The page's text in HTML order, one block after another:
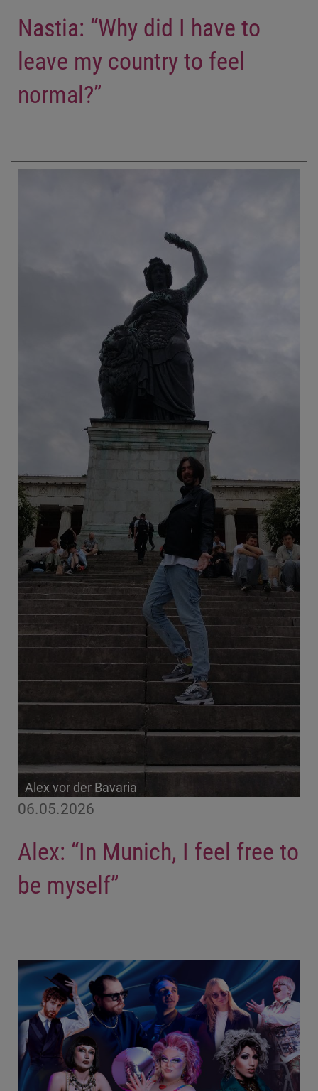
Nastia: “Why did I have to
leave my country to feel
normal?”
06.05.2026
Alex: “In Munich, I feel free to
be myself”
Alex vor der Bavaria